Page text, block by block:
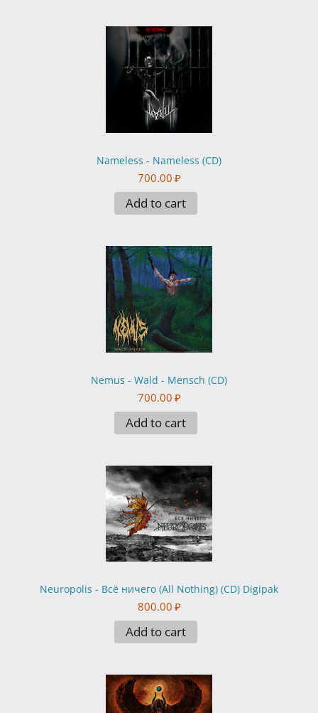
Nameless - Nameless (CD)
700.00 ₽
Add to cart
Nemus - Wald - Mensch (CD)
700.00 ₽
Add to cart
Neuropolis - Всё ничего (All Nothing) (CD) Digipak
800.00 ₽
Add to cart